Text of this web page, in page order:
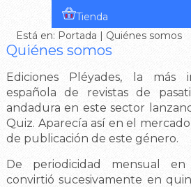
Tienda
Está en: Portada | Quiénes somos
Quiénes somos
Ediciones Pléyades, la más
española de revistas de
andadura en este sector
Quiz. Aparecía así en el
de publicación de este género.
De periodicidad mensual
convirtió sucesivamente en